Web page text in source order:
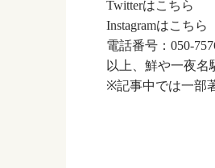
Twitterはこちら
Instagramはこちら
電話番号：050-
以上、鮮や一夜名
※記事中では一部